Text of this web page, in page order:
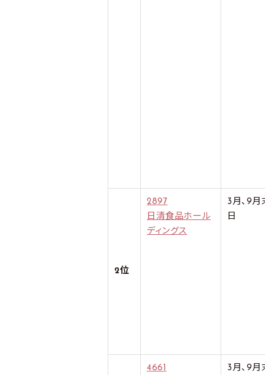
2位
2897
日清食品ホール
ディングス
3月、9月
日
4661
3月、9月